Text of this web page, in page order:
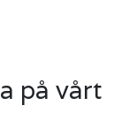
på vårt